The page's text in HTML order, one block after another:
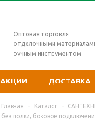
Оптовая торговля
отделочными
ручным инструментом
АКЦИИ ДОСТАВКА
Главная - Каталог -
без полки, боковое